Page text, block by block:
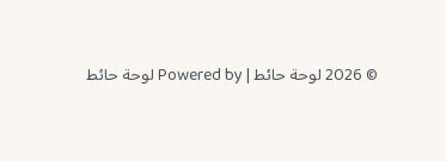
© 2026 لوحة حائط | Powered by لوحة حائط